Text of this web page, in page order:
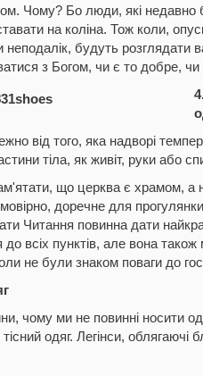
Чому? Бо люди, які недавно
на коліна. Тож коли,
неподалік, будуть розглядати
з Богом, чи є то добре,
від того, яка надворі
тіла, як живіт, руки або
що церква є храмом, а
доречне для
Читання повинна дати
всіх пунктів, але вона
не були знаком поваги до
чому ми не повинні носити
одяг. Легінси,